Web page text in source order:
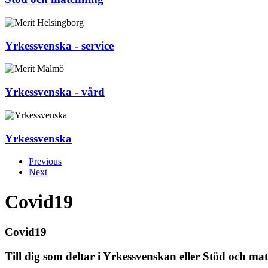
Yrkessvenska - service
Yrkessvenska - vård
Yrkessvenska
Previous
Next
Covid19
Covid19
Till dig som deltar i Yrkessvenskan eller Stöd och